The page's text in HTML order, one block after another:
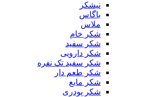
نیشکر
باگاس
ملاس
شکر خام
شکر سفید
شکر دارویی
شکر سفید تک نفره
شکر طعم دار
شکر مایع
شکر پودری